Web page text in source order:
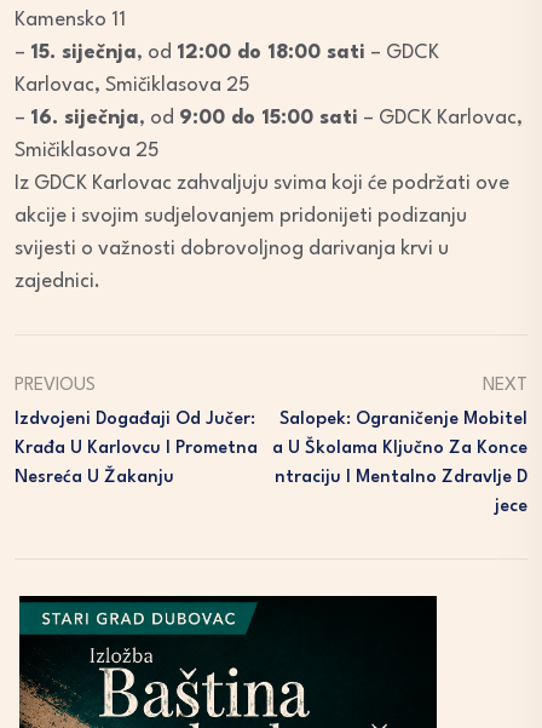
Kamensko 11
– 15. siječnja, od 12:00 do 18:00 sati – GDCK
Karlovac, Smičiklasova 25
– 16. siječnja, od 9:00 do 15:00 sati – GDCK Karlovac,
Smičiklasova 25
Iz GDCK Karlovac zahvaljuju svima koji će podržati ove
akcije i svojim sudjelovanjem pridonijeti podizanju
svijesti o važnosti dobrovoljnog darivanja krvi u
zajednici.
PREVIOUS
Izdvojeni Događaji Od Jučer:
Krađa U Karlovcu I Prometna
Nesreća U Žakanju
NEXT
Salopek: Ograničenje Mobitel
A U Školama Ključno Za Konce
Ntraciju I Mentalno Zdravlje D
Jece